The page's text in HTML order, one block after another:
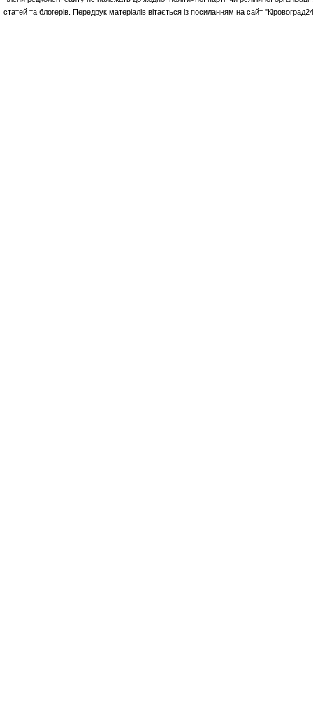
статей та блогерів. Передрук матеріалів вітається із посиланням на сайт